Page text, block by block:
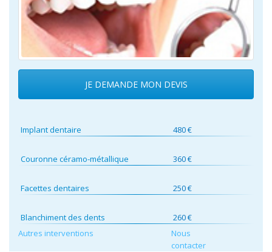
JE DEMANDE MON DEVIS
Implant dentaire 480 €
Couronne céramo-métallique 360 €
Facettes dentaires 250 €
Blanchiment des dents
260 €
Autres interventions
Nous
contacter